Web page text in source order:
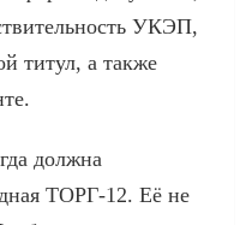
УКЭП,
титул, а также
должна
ТОРГ-12. Её не